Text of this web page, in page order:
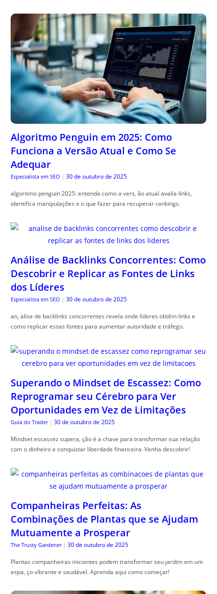
Algoritmo Penguin em 2025: Como
Funciona a Versão Atual e Como Se
Adequar
Especialista em SEO | 30 de outubro de 2025
algoritmo penguin 2025: entenda como a vers, ão atual avalia links,
identifica manipulações e o que fazer para recuperar rankings.
Análise de Backlinks Concorrentes: Como
Descobrir e Replicar as Fontes de Links
dos Líderes
Especialista em SEO | 30 de outubro de 2025
an, álise de backlinks concorrentes revela onde líderes obtêm links e
como replicar essas fontes para aumentar autoridade e tráfego.
Superando o Mindset de Escassez: Como
Reprogramar seu Cérebro para Ver
Oportunidades em Vez de Limitações
Guia do Trader | 30 de outubro de 2025
Mindset escassez supera, ção é a chave para transformar sua relação
com o dinheiro e conquistar liberdade financeira. Venha descobrir!
Companheiras Perfeitas: As
Combinações de Plantas que se Ajudam
Mutuamente a Prosperar
The Trusty Gardener | 30 de outubro de 2025
Plantas companheiras iniciantes podem transformar seu jardim em um
espa, ço vibrante e saudável. Aprenda aqui como começar!